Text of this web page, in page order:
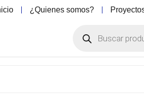
¿Quienes somos?